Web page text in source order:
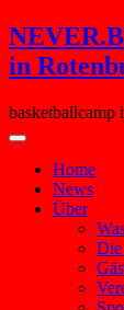
Skip
to
content
in
basketballcamp
Home
News
Über
Die